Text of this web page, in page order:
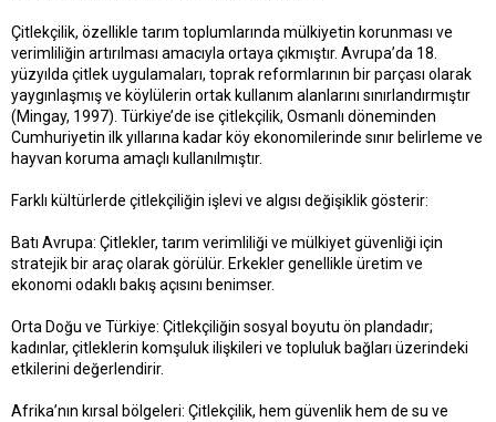
Çitlekçilik, özellikle tarım toplumlarında mülkiyetin korunması ve
verimliliğin artırılması amacıyla ortaya çıkmıştır. Avrupa’da 18.
yüzyılda çitlek uygulamaları, toprak reformlarının bir parçası olarak
yaygınlaşmış ve köylülerin ortak kullanım alanlarını sınırlandırmıştır
(Mingay, 1997). Türkiye’de ise çitlekçilik, Osmanlı döneminden
Cumhuriyetin ilk yıllarına kadar köy ekonomilerinde sınır belirleme ve
hayvan koruma amaçlı kullanılmıştır.
Farklı kültürlerde çitlekçiliğin işlevi ve algısı değişiklik gösterir:
Batı Avrupa: Çitlekler, tarım verimliliği ve mülkiyet güvenliği için
stratejik bir araç olarak görülür. Erkekler genellikle üretim ve
ekonomi odaklı bakış açısını benimser.
Orta Doğu ve Türkiye: Çitlekçiliğin sosyal boyutu ön plandadır;
kadınlar, çitleklerin komşuluk ilişkileri ve topluluk bağları üzerindeki
etkilerini değerlendirir.
Afrika’nın kırsal bölgeleri: Çitlekçilik, hem güvenlik hem de su ve